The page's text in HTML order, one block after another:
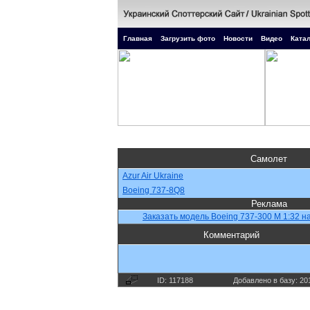
Главная Загрузить фото Новости Видео
Самолет
Azur Air Ukraine
Boeing 737-8Q8
Реклама
Заказать модель Boeing 737-300 M 1:32
Комментарий
ID: 117188 Добавлено в базу: